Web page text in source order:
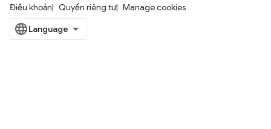
Điều khoản Quyền riêng tư Manage cookies